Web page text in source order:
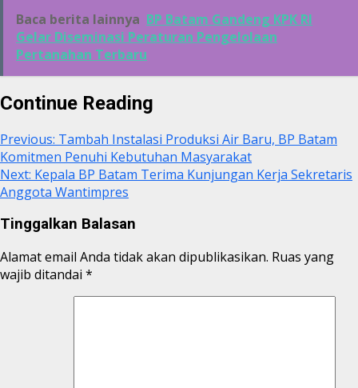
ShareBaca berita lainnya BP Batam Gandeng KPK RI
Gelar Diseminasi Peraturan Pengelolaan
Pertanahan Terbaru
Continue Reading
Previous: Tambah Instalasi Produksi Air Baru, BP Batam
Komitmen Penuhi Kebutuhan Masyarakat
Next: Kepala BP Batam Terima Kunjungan Kerja Sekretaris
Anggota Wantimpres
Tinggalkan Balasan
Alamat email Anda tidak akan dipublikasikan. Ruas yang
wajib ditandai *